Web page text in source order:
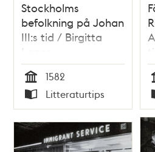
Stockholms
befolkning på Johan
III:s tid / Birgitta
Lager
Tid
1582
Typ
Litteraturtips